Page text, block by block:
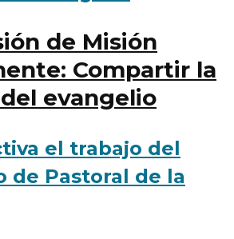
de Misión
Compartir la
evangelio